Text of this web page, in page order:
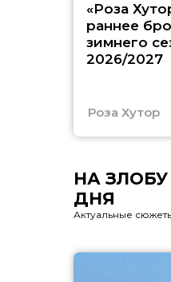
«Роза
раннее
зимнего
2026/2027
Роза Хутор
НА ЗЛОБУ
ДНЯ
Актуальные